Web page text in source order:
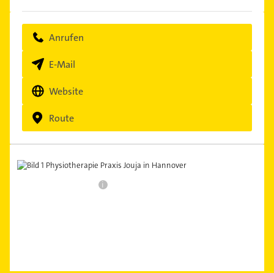
Anrufen
E-Mail
Website
Route
i